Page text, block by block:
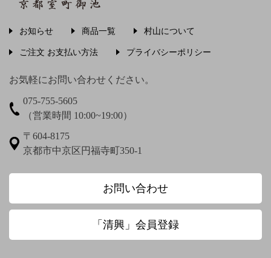
梅渓通治
圓珠庵羅城
大田垣蓮月 大田垣蓮月 鈴木百年
大田垣蓮月賛 松岡環翠画 大谷光演
お知らせ 商品一覧 村山について
ご注文 お支払い方法 プライバシーポリシー
お気軽にお問い合わせください。
075-755-5605
（営業時間 10:00~19:00）
〒604-8175
京都市中京区円福寺町350-1
お問い合わせ
「清興」会員登録